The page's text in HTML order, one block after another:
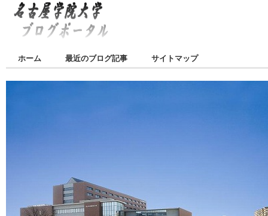
ホーム 最近のブログ記事 サイトマップ